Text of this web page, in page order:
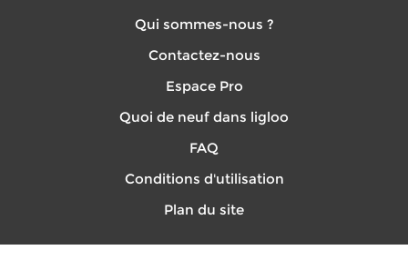
Qui sommes-nous ?
Contactez-nous
Espace Pro
Quoi de neuf dans ligloo
FAQ
Conditions d'utilisation
Plan du site